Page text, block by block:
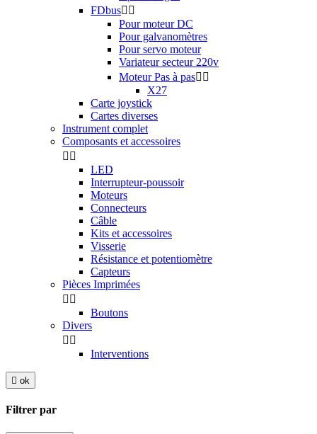
FDbus 
Pour moteur DC
Pour galvanomètres
Pour servo moteur
Variateur secteur 220v
Moteur Pas à pas 
X27
Carte joystick
Cartes diverses
Instrument complet
Composants et accessoires
 
LED
Interrupteur-poussoir
Moteurs
Connecteurs
Câble
Kits et accessoires
Visserie
Résistance et potentiomètre
Capteurs
Pièces Imprimées
 
Boutons
Divers
 
Interventions
 ok
Filtrer par